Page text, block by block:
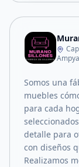
Somos una
muebles
para cada
detalle para
con diseños
Realizamos